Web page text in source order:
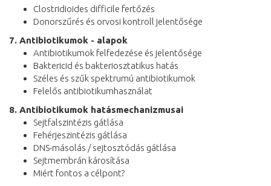
Clostridioides difficile fertőzés
Donorszűrés és orvosi kontroll jelentősége
7. Antibiotikumok - alapok
Antibiotikumok felfedezése és jelentősége
Baktericid és bakteriosztatikus hatás
Széles és szűk spektrumú antibiotikumok
Felelős antibiotikumhasználat
8. Antibiotikumok hatásmechanizmusai
Sejtfalszintézis gátlása
Fehérjeszintézis gátlása
DNS-másolás / sejtosztódás gátlása
Sejtmembrán károsítása
Miért fontos a célpont?